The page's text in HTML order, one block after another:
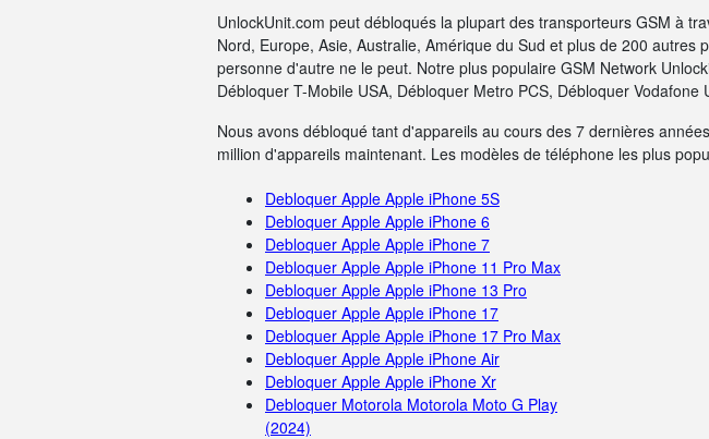
UnlockUnit.com peut débloqués la plupart des transporteurs GSM à
Nord, Europe, Asie, Australie, Amérique du Sud et plus de 200
personne d'autre ne le peut. Notre plus populaire GSM Network
Débloquer T-Mobile USA, Débloquer Metro PCS, Débloquer
Nous avons débloqué tant d'appareils au cours des 7 dernières
million d'appareils maintenant. Les modèles de téléphone les plus
Debloquer Apple Apple iPhone 5S
Debloquer Apple Apple iPhone 6
Debloquer Apple Apple iPhone 7
Debloquer Apple Apple iPhone 11 Pro Max
Debloquer Apple Apple iPhone 13 Pro
Debloquer Apple Apple iPhone 17
Debloquer Apple Apple iPhone 17 Pro Max
Debloquer Apple Apple iPhone Air
Debloquer Apple Apple iPhone Xr
Debloquer Motorola Motorola Moto G Play
(2024)